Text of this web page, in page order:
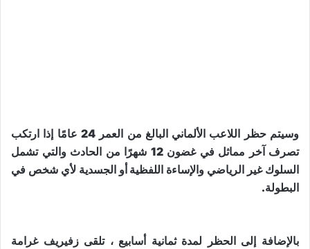
وسيتم حظر اللاعب الألماني البالغ من العمر 24 عامًا إذا ارتكب
تصرف آخر مماثل في غضون 12 شهرًا من الحادث والتي تشمل
السلوك غير الرياضي والإساءة اللفظية أو الجسدية لأي شخص في
البطولة.
بالإضافة إلى الحظر لمدة ثمانية أسابيع ، تلقى زفيريف غرامة